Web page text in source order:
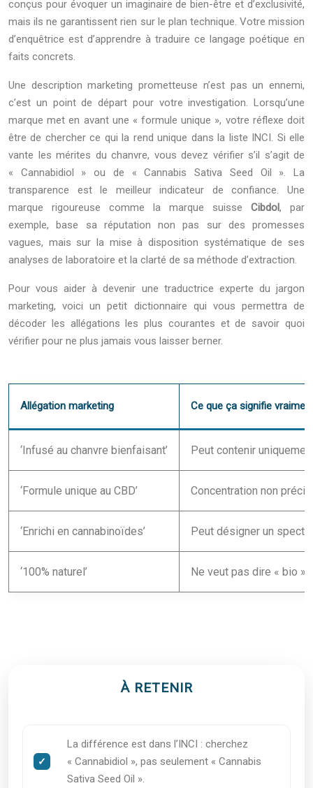
conçus pour évoquer un imaginaire de bien-être et d’exclusivité,
mais ils ne garantissent rien sur le plan technique. Votre mission
d’enquêtrice est d’apprendre à traduire ce langage poétique en
faits concrets.
Une description marketing prometteuse n’est pas un ennemi,
c’est un point de départ pour votre investigation. Lorsqu’une
marque met en avant une « formule unique », votre réflexe doit
être de chercher ce qui la rend unique dans la liste INCI. Si elle
vante les mérites du chanvre, vous devez vérifier s’il s’agit de
« Cannabidiol » ou de « Cannabis Sativa Seed Oil ». La
transparence est le meilleur indicateur de confiance. Une
marque rigoureuse comme la marque suisse Cibdol, par
exemple, base sa réputation non pas sur des promesses
vagues, mais sur la mise à disposition systématique de ses
analyses de laboratoire et la clarté de sa méthode d’extraction.
Pour vous aider à devenir une traductrice experte du jargon
marketing, voici un petit dictionnaire qui vous permettra de
décoder les allégations les plus courantes et de savoir quoi
vérifier pour ne plus jamais vous laisser berner.
Allégation marketing Ce que ça signifie
‘Infusé au chanvre bienfaisant’ Peut contenir
‘Formule unique au CBD’ Concentration non
‘Enrichi en cannabinoïdes’ Peut désigner un
‘100% naturel’ Ne veut pas dire « bio »
À RETENIR
La différence est dans l’INCI : cherchez
« Cannabidiol », pas seulement « Cannabis
Sativa Seed Oil ».